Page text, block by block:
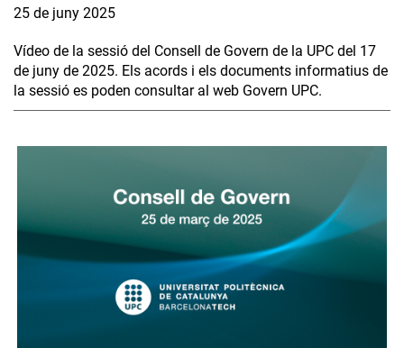
25 de juny 2025
Vídeo de la sessió del Consell de Govern de la UPC del 17
de juny de 2025. Els acords i els documents informatius de
la sessió es poden consultar al web Govern UPC.